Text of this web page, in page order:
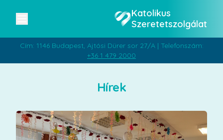
Katolikus
Szeretetszolgálat
Cím: 1146 Budapest, Ajtósi Dürer sor 27/A | Telefonszám:
+36 1 479 2000
Hírek